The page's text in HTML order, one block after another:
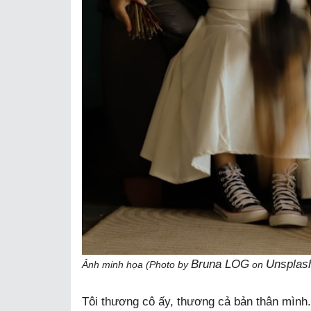
Ảnh minh họa (Photo byBruna LOG on
Tôi thương cô ấy, thương cả bản thân mình.